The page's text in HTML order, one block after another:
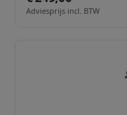
Adviesprijs incl. BTW